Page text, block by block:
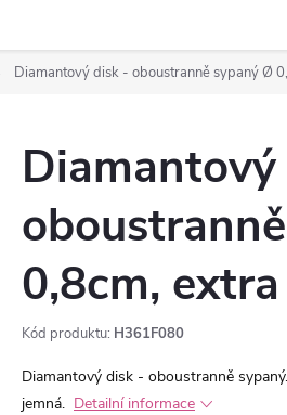
Diamantový disk - oboustranně sypaný Ø
0,8cm,
Kód produktu: H361F080
Diamantový disk - oboustranně
jemná. Detailní informace